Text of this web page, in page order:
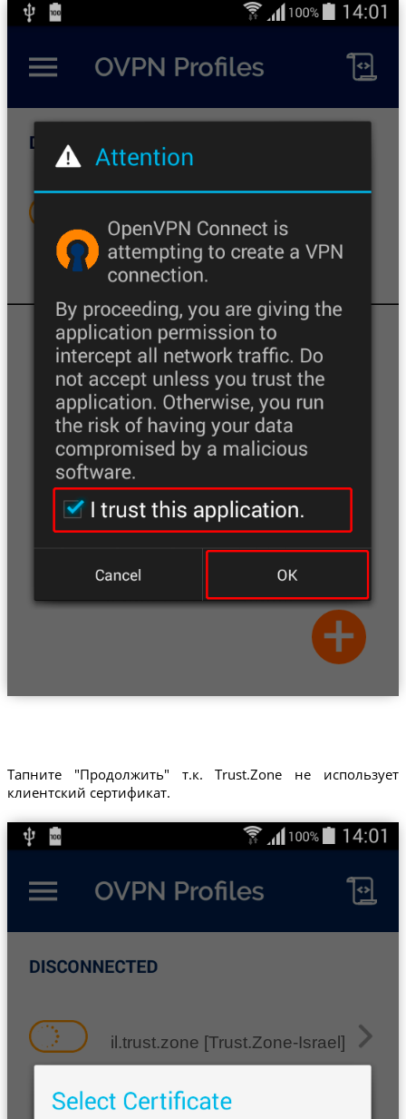
Тапните "Продолжить" т.к. Trust.Zone не использует
клиентский сертификат.
il.trust.zone [Trust.Zone-Israel]